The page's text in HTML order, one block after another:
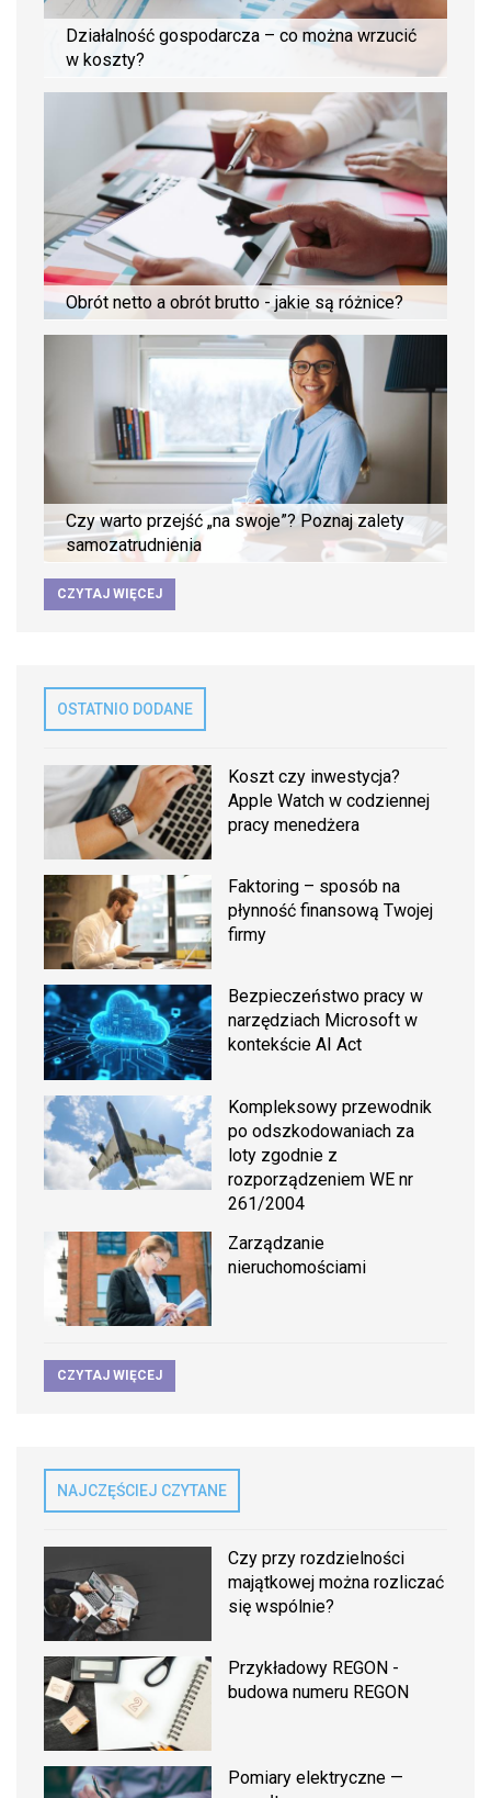
Działalność gospodarcza – co można wrzucić
w koszty?
Obrót netto a obrót brutto - jakie są różnice?
Czy warto przejść „na swoje”? Poznaj zalety
samozatrudnienia
CZYTAJ WIĘCEJ
OSTATNIO DODANE
Koszt czy inwestycja?
Apple Watch w codziennej
pracy menedżera
Faktoring – sposób na
płynność finansową Twojej
firmy
Bezpieczeństwo pracy w
narzędziach Microsoft w
kontekście AI Act
Kompleksowy przewodnik
po odszkodowaniach za
loty zgodnie z
rozporządzeniem WE nr
261/2004
Zarządzanie
nieruchomościami
CZYTAJ WIĘCEJ
NAJCZĘŚCIEJ CZYTANE
Czy przy rozdzielności
majątkowej można rozliczać
się wspólnie?
Przykładowy REGON -
budowa numeru REGON
Pomiary elektryczne —